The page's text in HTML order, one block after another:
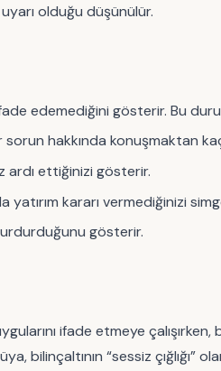
olduğu düşünülür.
edemediğini gösterir. Bu
hakkında konuşmaktan
ardı ettiğinizi gösterir.
kararı vermediğinizi
gösterir.
ifade etmeye
“sessiz çığlığı”